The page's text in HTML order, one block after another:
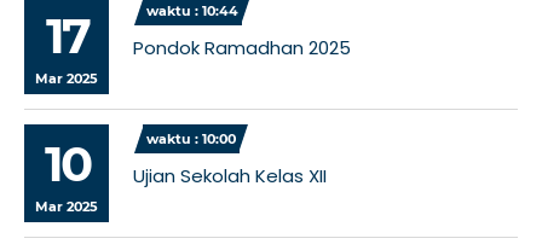
17
Mar 2025
waktu : 10:44
Pondok Ramadhan 2025
10
Mar 2025
waktu : 10:00
Ujian Sekolah Kelas XII